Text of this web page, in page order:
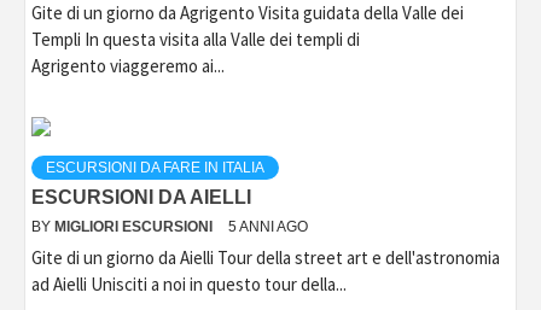
Gite di un giorno da Agrigento Visita guidata della Valle dei
Templi In questa visita alla Valle dei templi di
Agrigento viaggeremo ai...
ESCURSIONI DA FARE IN ITALIA
ESCURSIONI DA AIELLI
BY MIGLIORI ESCURSIONI 5 ANNI AGO
Gite di un giorno da Aielli Tour della street art e dell'astronomia
ad Aielli Unisciti a noi in questo tour della...